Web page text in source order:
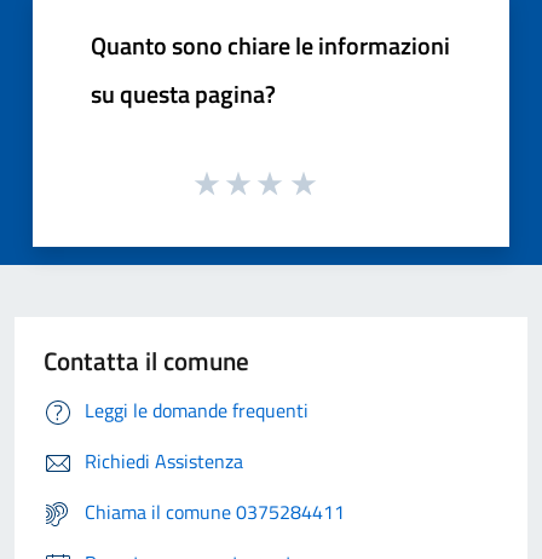
Quanto sono chiare le informazioni
su questa pagina?
Contatta il comune
Leggi le domande frequenti
Richiedi Assistenza
Chiama il comune 0375284411